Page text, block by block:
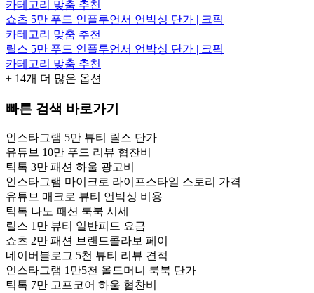
카테고리 맞춤 추천
쇼츠 5만 푸드 인플루언서 언박싱 단가 | 크픽
카테고리 맞춤 추천
릴스 5만 푸드 인플루언서 언박싱 단가 | 크픽
카테고리 맞춤 추천
+ 14개 더 많은 옵션
빠른 검색 바로가기
인스타그램 5만 뷰티 릴스 단가
유튜브 10만 푸드 리뷰 협찬비
틱톡 3만 패션 하울 광고비
인스타그램 마이크로 라이프스타일 스토리 가격
유튜브 매크로 뷰티 언박싱 비용
틱톡 나노 패션 룩북 시세
릴스 1만 뷰티 일반피드 요금
쇼츠 2만 패션 브랜드콜라보 페이
네이버블로그 5천 뷰티 리뷰 견적
인스타그램 1만5천 올드머니 룩북 단가
틱톡 7만 고프코어 하울 협찬비